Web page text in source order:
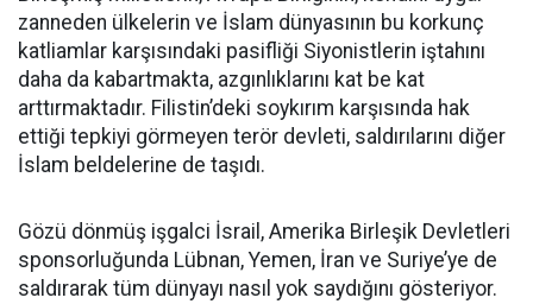
zanneden ülkelerin ve İslam dünyasının bu korkunç
katliamlar karşısındaki pasifliği Siyonistlerin iştahını
daha da kabartmakta, azgınlıklarını kat be kat
arttırmaktadır. Filistin’deki soykırım karşısında hak
ettiği tepkiyi görmeyen terör devleti, saldırılarını diğer
İslam beldelerine de taşıdı.
Gözü dönmüş işgalci İsrail, Amerika Birleşik Devletleri
sponsorluğunda Lübnan, Yemen, İran ve Suriye’ye de
saldırarak tüm dünyayı nasıl yok saydığını gösteriyor.